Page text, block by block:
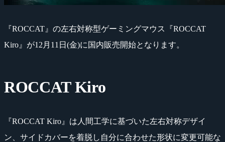
『ROCCAT』の左右対称型ゲーミングマウス『ROCCAT
Kiro』が12月11日(金)に国内販売開始となります。
ROCCAT Kiro
『ROCCAT Kiro』は人間工学に基づいた左右対称デザイ
ン、サイドカバーを着脱し自分に合わせた形状に変更可能な